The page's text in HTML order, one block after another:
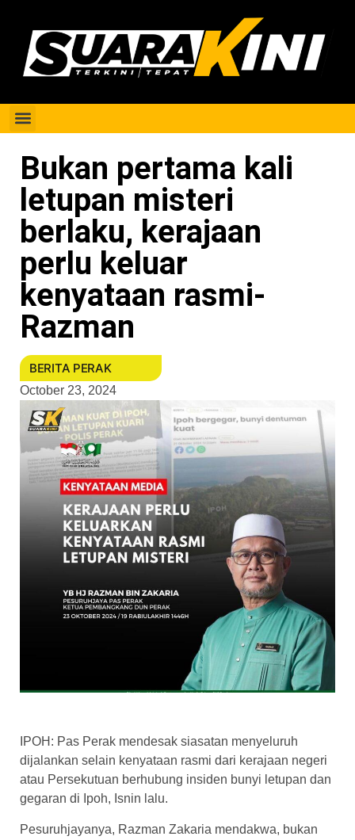
Bukan pertama kali
letupan misteri
berlaku, kerajaan
perlu keluar
kenyataan rasmi-
Razman
BERITA PERAK
October 23, 2024
IPOH: Pas Perak mendesak siasatan menyeluruh
dijalankan selain kenyataan rasmi dari kerajaan negeri
atau Persekutuan berhubung insiden bunyi letupan dan
gegaran di Ipoh, Isnin lalu.
Pesuruhjayanya, Razman Zakaria mendakwa, bukan